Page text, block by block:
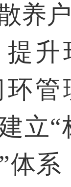
养
立
体